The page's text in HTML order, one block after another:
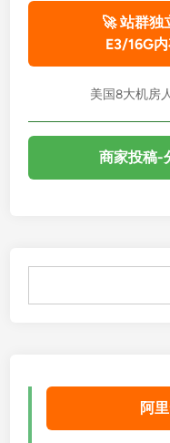
🚀 站群独
E3/16G
美国8大机房
商家投稿-
阿